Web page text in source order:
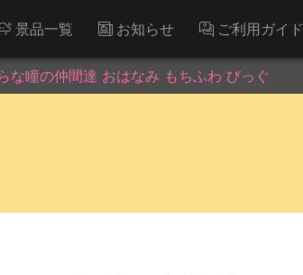
景品一覧 お知らせ ご利用ガイド
な瞳の仲間達 おはなみ もちふわ びっぐ